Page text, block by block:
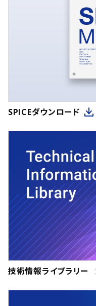
SPICEダウンロード
技術情報ライブラリー